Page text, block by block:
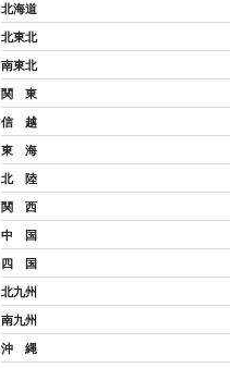
北海道
北東北
南東北
関 東
信 越
東 海
北 陸
関 西
中 国
四 国
北九州
南九州
沖 縄